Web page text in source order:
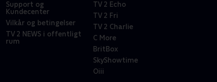
Support og
Kundecenter
Vilkår og betingelser
TV 2 NEWS i offentligt
rum
TV 2 Echo
TV 2 Fri
TV 2 Charlie
C More
BritBox
SkyShowtime
Oiii